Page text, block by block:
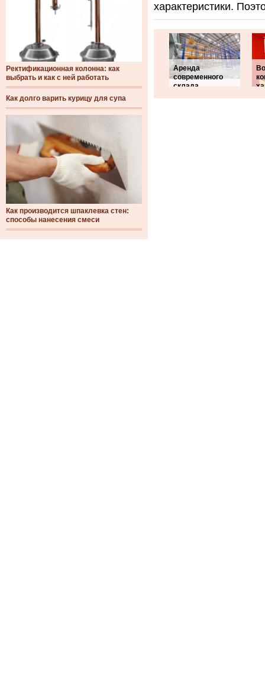
Ректификационная колонна: как
выбрать и как с ней работать
Как долго варить курицу для супа
Как производится шпаклевка стен:
способы нанесения смеси
характеристики.
Аренда
современного
склада